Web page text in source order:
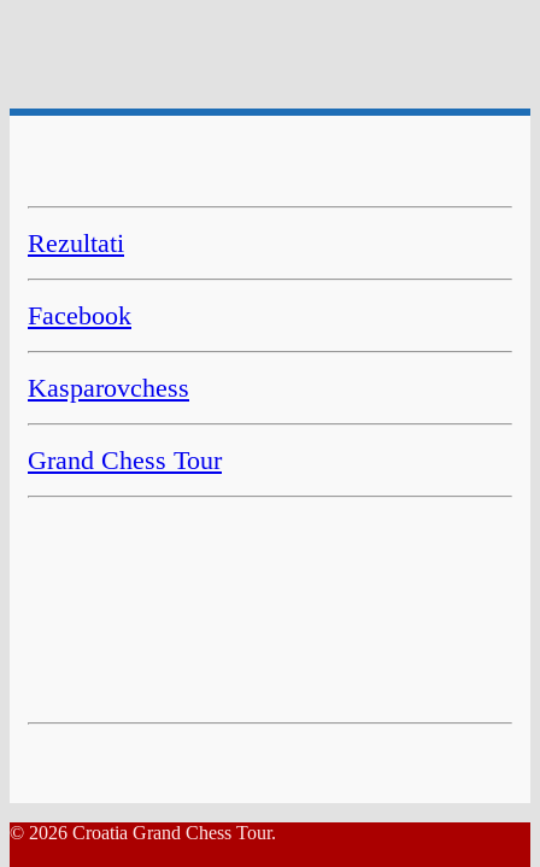
Rezultati
Facebook
Kasparovchess
Grand Chess Tour
© 2026 Croatia Grand Chess Tour.